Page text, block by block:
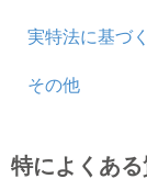
実特法に基づ
その他
特によくある